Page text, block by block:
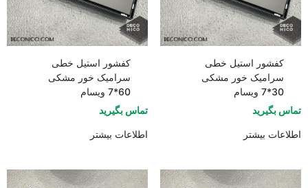
کفشور استیل خطی
سرامیک خور مشکی
30*7 ویسام
تماس بگیرید
اطلاعات بیشتر
کفشور استیل خطی
سرامیک خور مشکی
60*7 ویسام
تماس بگیرید
اطلاعات بیشتر